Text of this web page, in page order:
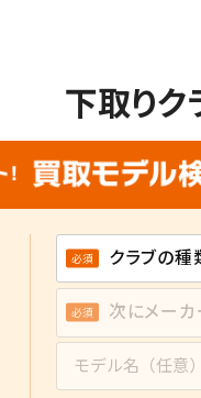
下取りク